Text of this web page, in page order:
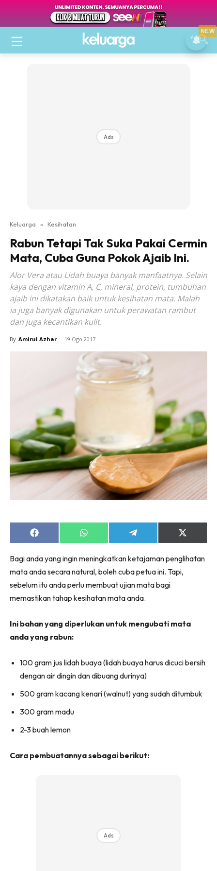
Ads
Keluarga » Kesihatan
Rabun Tetapi Tak Suka Pakai Cermin
Mata, Cuba Guna Pokok Ajaib Ini.
Alor Vera atau Lidah buaya banyak manfaatnya. Selain
kaya dengan vitamin A, C, mineral, protein, tumbuhan
ajaib ini dikatakan baik untuk kesihatan mata. Malah
ia juga banyak digunakan untuk perawatan rambut
dan juga kecantikan kulit.
By Amirul Azhar - 19 Ogo 2017
Share
on
Share
on
Share
on
Share
on
(Twitter)
Bagi anda yang ingin meningkatkan ketajaman penglihatan
mata anda secara natural, boleh cuba petua ini. Tapi,
sebelum itu anda perlu membuat ujian mata bagi
memastikan tahap kesihatan mata anda.
Ini bahan yang diperlukan untuk mengubati mata
anda yang rabun:
100 gram jus lidah buaya (lidah buaya harus dicuci bersih
dengan air dingin dan dibuang durinya)
500 gram kacang kenari (walnut) yang sudah ditumbuk
300 gram madu
2-3 buah lemon
Cara pembuatannya sebagai berikut:
Ads
NEW